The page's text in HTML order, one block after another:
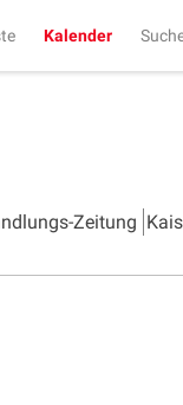
Kalender
Zeitung